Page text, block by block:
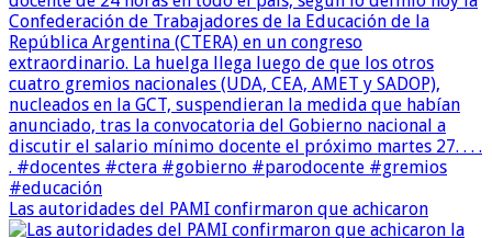
Las autoridades del PAMI confirmaron que achicaron